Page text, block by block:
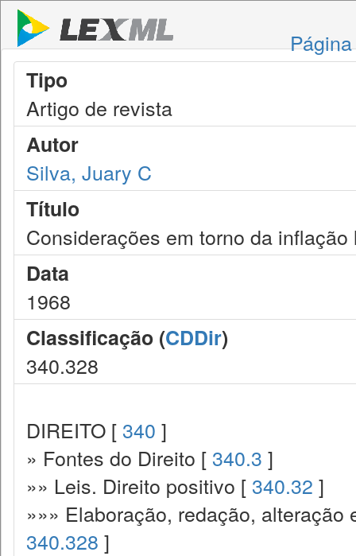
Tipo
Artigo de revista
Autor
Silva, Juary C
Título
Considerações em torno da
Data
1968
Classificação (CDDir)
340.328
DIREITO [ 340 ]
» Fontes do Direito [ 340.3 ]
»» Leis. Direito positivo [ 340.32 ]
»»» Elaboração, redação,
340.328 ]